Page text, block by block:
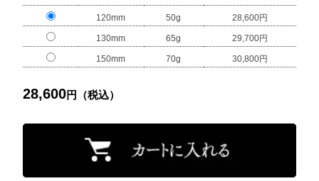
120mm 50g 28,600円
130mm 65g 29,700円
150mm 70g 30,800円
28,600円（税込）